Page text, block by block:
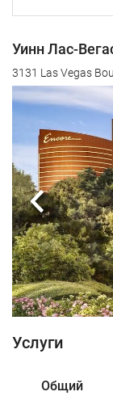
Уинн Лас-
3131 Las Vegas
Услуги
Общий